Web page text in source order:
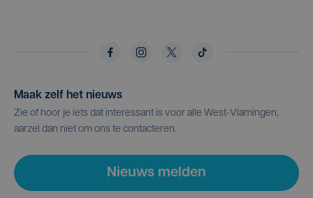
Maak zelf het nieuws
Zie of hoor je iets dat interessant is voor alle West-Vlamingen,
aarzel dan niet om ons te contacteren.
Nieuws melden